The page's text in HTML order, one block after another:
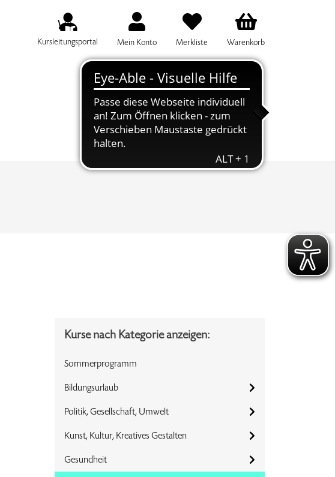
Kursleitungsportal Mein Konto Merkliste Warenkorb
SUCHBEGRIFF FÜR DIE KURSSUCHE EINGEBEN
Kurse nach Kategorie anzeigen:
Sommerprogramm
Bildungsurlaub
Politik, Gesellschaft, Umwelt
Kunst, Kultur, Kreatives Gestalten
Gesundheit